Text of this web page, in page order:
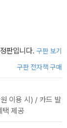
판입니다. 구판 보기
구판 전자책 구매
이용 시) / 카드 발
택 제공